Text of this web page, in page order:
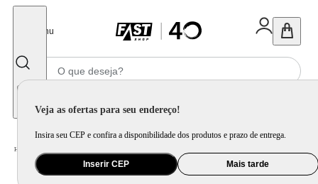
Menu
Veja as ofertas para seu endereço!
Insira seu CEP e confira a disponibilidade dos produtos e prazo de entrega.
Inserir CEP Mais tarde
Home